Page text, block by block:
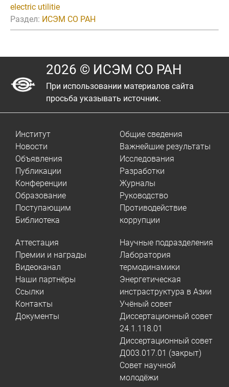
electric utilitie
Раздел: ИСЭМ СО РАН
2026 © ИСЭМ СО РАН
При использовании материалов сайта
просьба указывать источник.
Институт
Новости
Объявления
Публикации
Конференции
Образование
Поступающим
Библиотека
Общие сведения
Важнейшие результаты
Исследования
Разработки
Журналы
Руководство
Противодействие
коррупции
Аттестация
Премии и награды
Видеоканал
Наши партнёры
Ссылки
Контакты
Документы
Научные подразделения
Лаборатория
термодинамики
Энергетическая
инстраструктура в Азии
Учёный совет
Диссертационный совет
24.1.118.01
Диссертационный совет
Д003.017.01 (закрыт)
Совет научной
молодёжи